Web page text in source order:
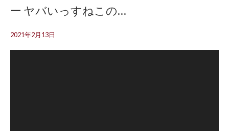
ー️ ヤバいっすねこの…
2021年2月13日